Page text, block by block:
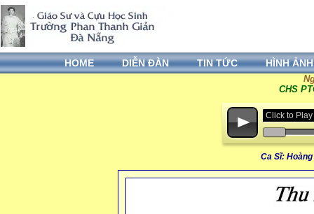
HOME DIỄN ĐÀN TIN TỨC HÌNH ẢNH
CHS
p Click to
Ca Sĩ: